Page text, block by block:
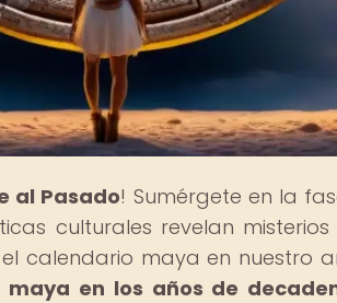
al Pasado! Sumérgete en la
culturales revelan misterios
calendario maya en nuestro
en los años de